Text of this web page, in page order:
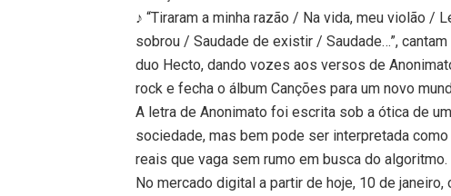
♪ “Tiraram a minha razão / Na vida, meu violão /
sobrou / Saudade de existir / Saudade…”,
duo Hecto, dando vozes aos versos de
rock e fecha o álbum Canções para um novo
A letra de Anonimato foi escrita sob a ótica de
sociedade, mas bem pode ser interpretada
reais que vaga sem rumo em busca do algoritmo.
No mercado digital a partir de hoje, 10 de